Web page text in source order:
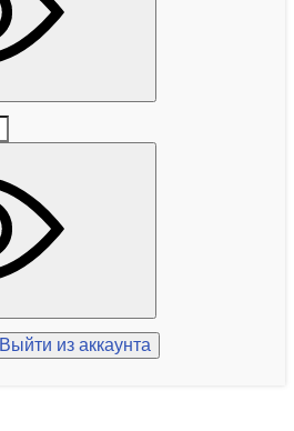
Выйти из аккаунта